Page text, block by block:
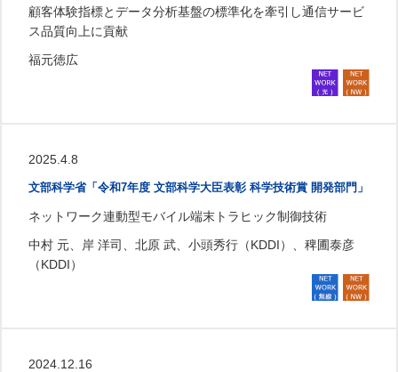
顧客体験指標とデータ分析基盤の標準化を牽引し通信サービ
ス品質向上に貢献
福元徳広
2025.4.8
文部科学省「令和7年度 文部科学大臣表彰 科学技術賞 開発部門」
ネットワーク連動型モバイル端末トラヒック制御技術
中村 元、岸 洋司、北原 武、小頭秀行（KDDI）、稗圃泰彦
（KDDI）
2024.12.16